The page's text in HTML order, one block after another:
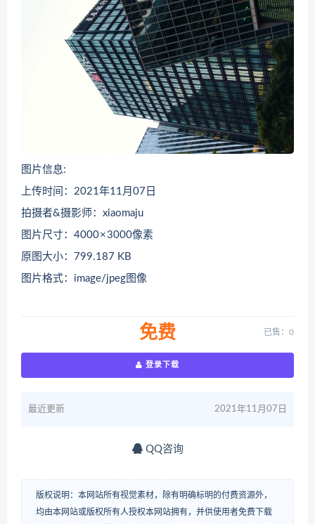
图片信息:
上传时间：2021年11月07日
拍摄者&摄影师：xiaomaju
图片尺寸：4000 × 3000像素
原图大小：799.187 KB
图片格式：image/jpeg图像
免费 已售：0
登录下载
最近更新 2021年11月07日
QQ咨询
版权说明：本网站所有视觉素材，除有明确标明的付费资源外，
均由本网站或版权所有人授权本网站拥有，并供使用者免费下载